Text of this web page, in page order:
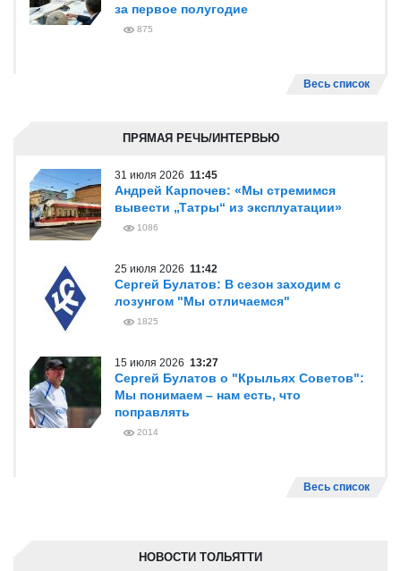
за первое полугодие
875
Весь список
ПРЯМАЯ РЕЧЬ/ИНТЕРВЬЮ
31 июля 2026 11:45
Андрей Карпочев: «Мы стремимся
вывести „Татры“ из эксплуатации»
1086
25 июля 2026 11:42
Сергей Булатов: В сезон заходим с
лозунгом "Мы отличаемся"
1825
15 июля 2026 13:27
Сергей Булатов о "Крыльях Советов":
Мы понимаем – нам есть, что
поправлять
2014
Весь список
НОВОСТИ ТОЛЬЯТТИ